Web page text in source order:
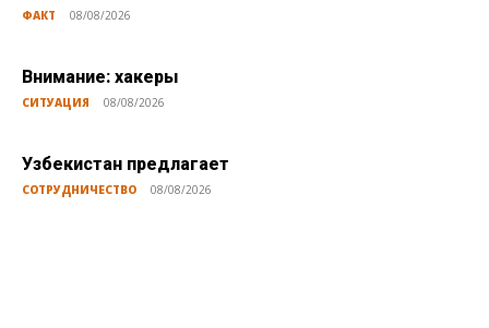
ФАКТ 08/08/2026
Внимание: хакеры
СИТУАЦИЯ 08/08/2026
Узбекистан предлагает
СОТРУДНИЧЕСТВО 08/08/2026